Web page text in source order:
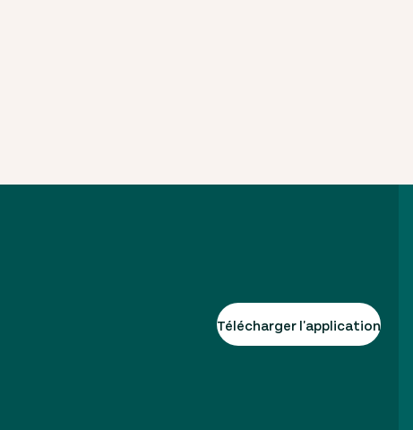
Télécharger l'application